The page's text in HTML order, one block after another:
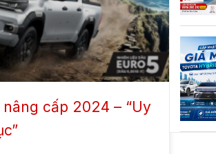
cấp 2024 – “Uy